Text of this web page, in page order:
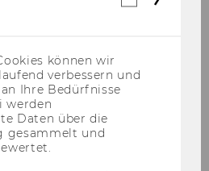
können wir
verbessern und
Ihre Bedürfnisse
werden
Daten über die
gesammelt und